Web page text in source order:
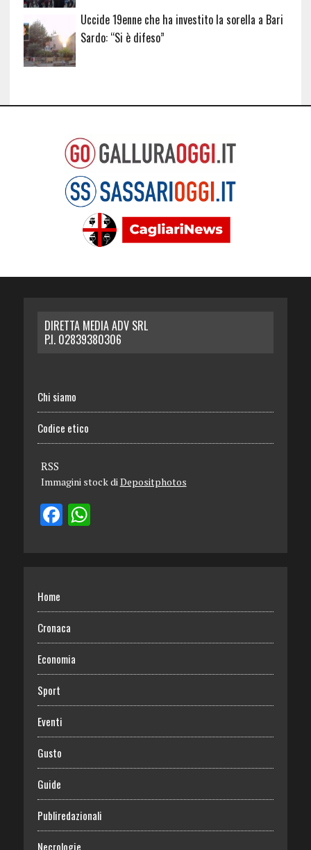
Uccide 19enne che ha investito la sorella a Bari
Sardo: “Si è difeso”
DIRETTA MEDIA ADV SRL
P.I. 02839380306
Chi siamo
Codice etico
RSS
Immagini stock di Depositphotos
Home
Cronaca
Economia
Sport
Eventi
Gusto
Guide
Publiredazionali
Necrologie